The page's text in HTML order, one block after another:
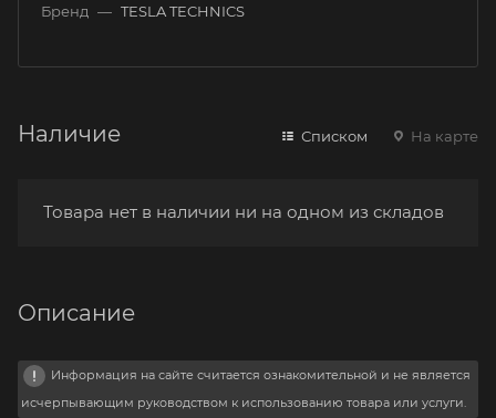
Бренд — TESLA TECHNICS
Наличие Списком На карте
Товара нет в наличии ни на одном из складов
Описание
Информация на сайте считается ознакомительной и не является
исчерпывающим руководством к использованию товара или услуги.